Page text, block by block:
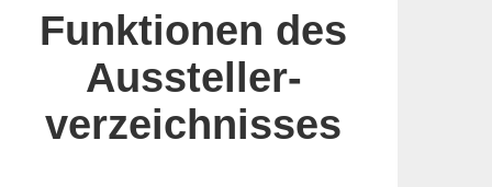
Funktionen des
Aussteller-
verzeichnisses